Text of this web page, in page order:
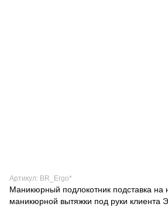
Артикул: BR_Ergo*
Маникюрный подлокотник подставка на
маникюрной вытяжки под руки клиента